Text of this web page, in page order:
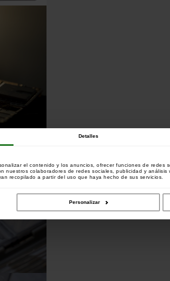
Detalles
el contenido y los anuncios, ofrecer funciones de redes
nuestros colaboradores de redes sociales, publicidad y
recopilado a partir del uso que haya hecho de sus servicios.
Personalizar